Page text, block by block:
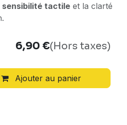
sensibilité tactile et la clarté
Ajouter au panier
6,90€(Hors taxes)